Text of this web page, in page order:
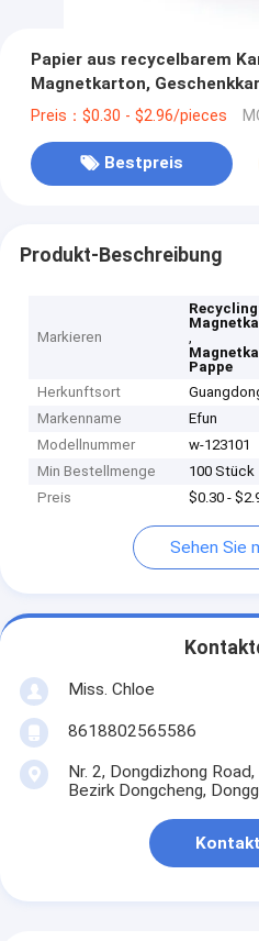
Papier aus recycelbarem
Magnetkarton,
Preis：$0.30 - $2.96/pieces
Bestpreis
Produkt-Beschreibung
Markieren
,
Pappe
Herkunftsort
Markenname
Efun
Modellnummer
w-123101
Min Bestellmenge
100 Stück
Preis
$0.30 -
Sehen Sie
Miss. Chloe
8618802565586
Nr. 2, Dongdizhong
Bezirk Dongcheng,
Kontakt